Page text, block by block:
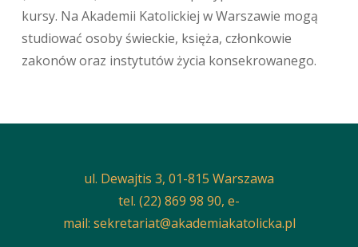
kursy. Na Akademii Katolickiej w Warszawie mogą
studiować osoby świeckie, księża, członkowie
zakonów oraz instytutów życia konsekrowanego.
ul. Dewajtis 3, 01-815 Warszawa
tel. (22) 869 98 90, e-
mail: sekretariat@akademiakatolicka.pl